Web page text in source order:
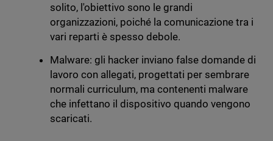
solito, l'obiettivo sono le grandi
organizzazioni, poiché la comunicazione tra i
vari reparti è spesso debole.
Malware: gli hacker inviano false domande di
lavoro con allegati, progettati per sembrare
normali curriculum, ma contenenti malware
che infettano il dispositivo quando vengono
scaricati.